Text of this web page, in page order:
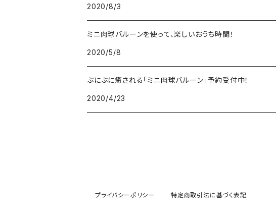
2020/8/3
ミニ肉球バルーンを使って、楽しいおうち時間！
2020/5/8
ぷにぷに癒される「ミニ肉球バルーン」予約受付中！
2020/4/23
プライバシーポリシー 特定商取引法に基づく表記